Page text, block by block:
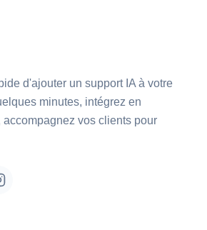
d'ajouter un support IA à votre
minutes, intégrez en
vos clients pour